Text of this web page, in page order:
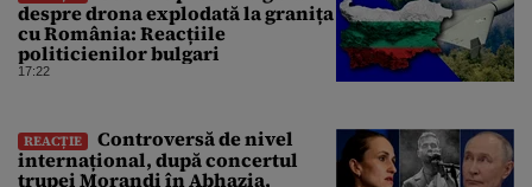
despre drona explodată la granița
cu România: Reacțiile
politicienilor bulgari
17:22
REACȚIE
Controversă de nivel
internațional, după concertul
trupei Morandi în Abhazia,